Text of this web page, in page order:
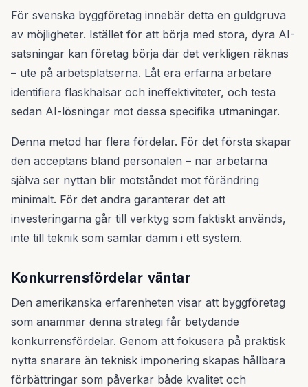
För svenska byggföretag innebär detta en guldgruva
av möjligheter. Istället för att börja med stora, dyra AI-
satsningar kan företag börja där det verkligen räknas
– ute på arbetsplatserna. Låt era erfarna arbetare
identifiera flaskhalsar och ineffektiviteter, och testa
sedan AI-lösningar mot dessa specifika utmaningar.
Denna metod har flera fördelar. För det första skapar
den acceptans bland personalen – när arbetarna
själva ser nyttan blir motståndet mot förändring
minimalt. För det andra garanterar det att
investeringarna går till verktyg som faktiskt används,
inte till teknik som samlar damm i ett system.
Konkurrensfördelar väntar
Den amerikanska erfarenheten visar att byggföretag
som anammar denna strategi får betydande
konkurrensfördelar. Genom att fokusera på praktisk
nytta snarare än teknisk imponering skapas hållbara
förbättringar som påverkar både kvalitet och